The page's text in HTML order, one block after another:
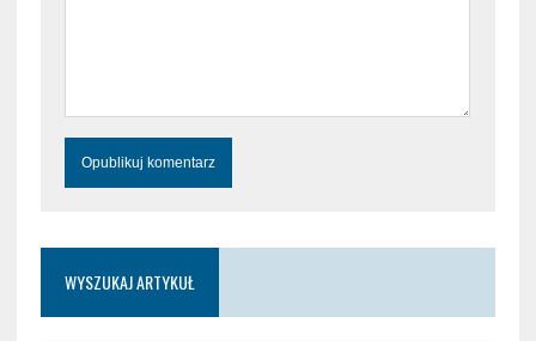
WYSZUKAJ ARTYKUŁ